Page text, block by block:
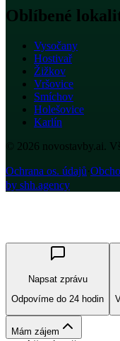
Oblíbené
Vysočany
Hostivař
Žižkov
Vršovice
Smíchov
Holešovice
Karlín
© 2026 novostavby.ai.
Ochrana os. údajů·
by shh.agency
Napsat zprávu
Odpovíme do 24 hodin
Mám zájem